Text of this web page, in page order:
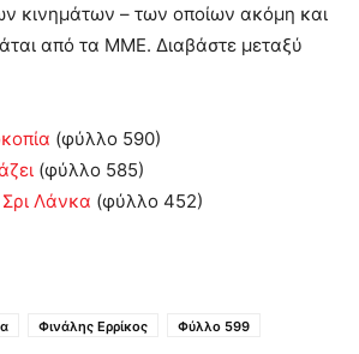
κινημάτων – των οποίων ακόμη και
από τα ΜΜΕ. Διαβάστε μεταξύ
(φύλλο 590)
(φύλλο 585)
Λάνκα (φύλλο 452)
Φινάλης Ερρίκος Φύλλο 599